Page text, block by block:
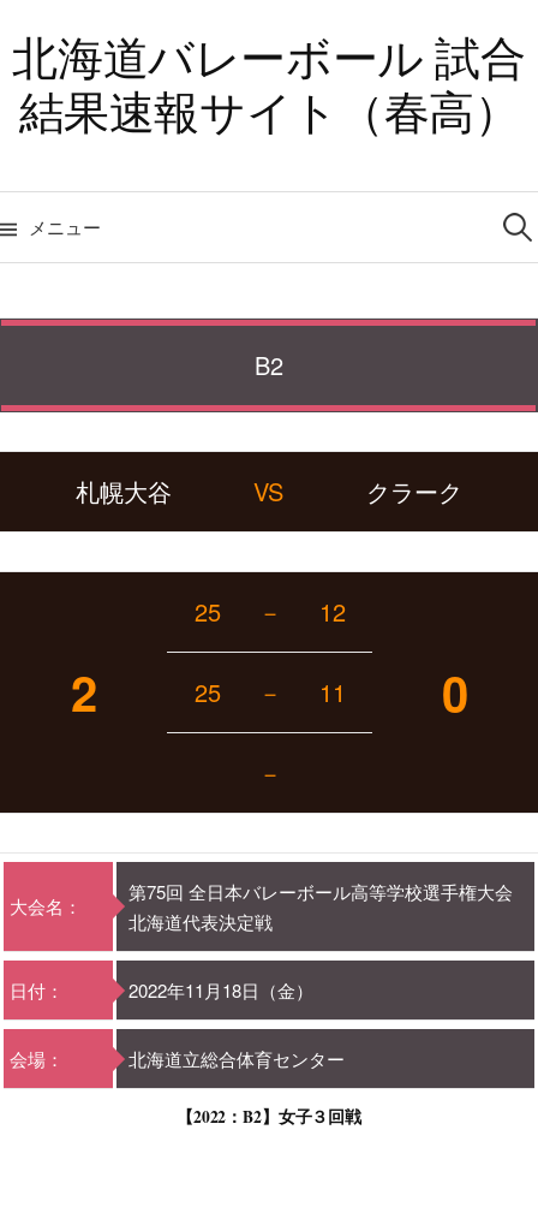
ン
テ
キ
北海道バレーボール 試合
結果速報サイト（春高）
メニュー
検
索:
B2
札幌大谷 VS クラーク
2
25 － 12
0
25 － 11
－
大会名：
第75回 全日本バレーボール高等学校選手権大会
北海道代表決定戦
日付： 2022年11月18日（金）
会場： 北海道立総合体育センター
【2022：B2】女子３回戦